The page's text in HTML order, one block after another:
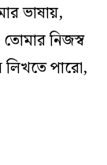
ভাষায়,
নিজস্ব
পারো,